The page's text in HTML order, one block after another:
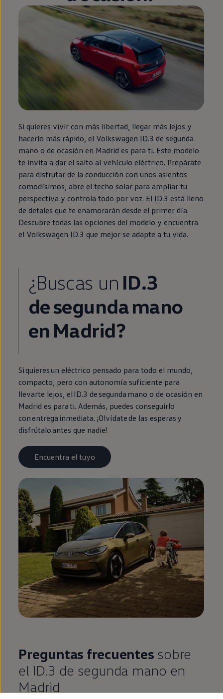
Si quieres vivir con más libertad, llegar más lejos y
hacerlo más rápido, el Volkswagen ID.3 de segunda
mano o de ocasión en Madrid es para ti. Este modelo
te invita a dar el salto al vehículo eléctrico. Prepárate
para disfrutar de la conducción con unos asientos
comodísimos, abre el techo solar para ampliar tu
perspectiva y controla todo por voz. El ID.3 está lleno
de detales que te enamorarán desde el primer día.
Descubre todas las opciones del modelo y encuentra
el Volkswagen ID.3 que mejor se adapte a tu vida.
¿Buscas un ID.3
desegundamano
en Madrid?
Si quieres un eléctrico pensado para todo el mundo,
compacto, pero con autonomía suficiente para
llevarte lejos, el ID.3 desegunda mano o de ocasión en
Madrid es para ti. Además, puedes conseguirlo
con entrega inmediata. ¡Olvídate de las esperas y
disfrútalo antes que nadie!
Encuentra el tuyo
Preguntas frecuentes sobre
el ID.3 de segunda mano en
Madrid